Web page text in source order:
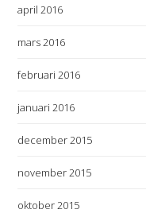
april 2016
mars 2016
februari 2016
januari 2016
december 2015
november 2015
oktober 2015